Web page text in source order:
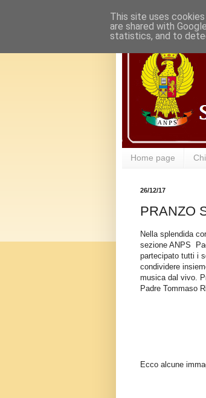
Home page
26/12/17
PRANZO
Nella splendida
sezione ANPS
partecipato tutti i
condividere
musica dal vivo.
Padre Tommaso
Ecco alcune
This site uses
are shared with
statistics, and to